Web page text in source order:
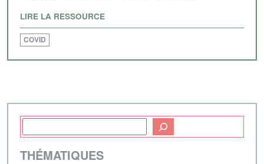
LIRE LA RESSOURCE
COVID
THÉMATIQUES